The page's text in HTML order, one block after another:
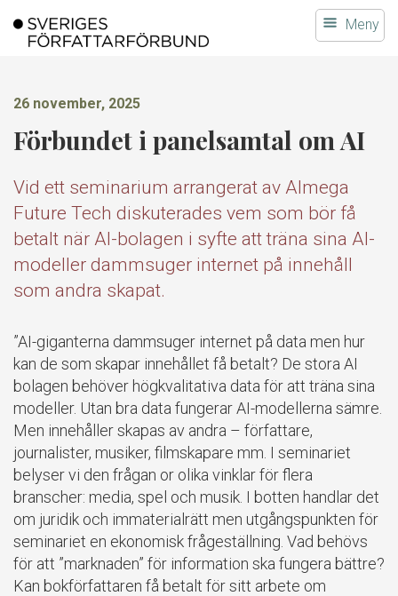
till
Meny
26 november, 2025
Förbundet i panelsamtal om AI
Vid ett seminarium arrangerat av Almega
Future Tech diskuterades vem som bör få
betalt när AI-bolagen i syfte att träna sina AI-
modeller dammsuger internet på innehåll
som andra skapat.
”AI-giganterna dammsuger internet på data men hur
kan de som skapar innehållet få betalt? De stora AI
bolagen behöver högkvalitativa data för att träna sina
modeller. Utan bra data fungerar AI-modellerna sämre.
Men innehåller skapas av andra – författare,
journalister, musiker, filmskapare mm. I seminariet
belyser vi den frågan or olika vinklar för flera
branscher: media, spel och musik. I botten handlar det
om juridik och immaterialrätt men utgångspunkten för
seminariet en ekonomisk frågeställning. Vad behövs
för att ”marknaden” för information ska fungera bättre?
Kan bokförfattaren få betalt för sitt arbete om